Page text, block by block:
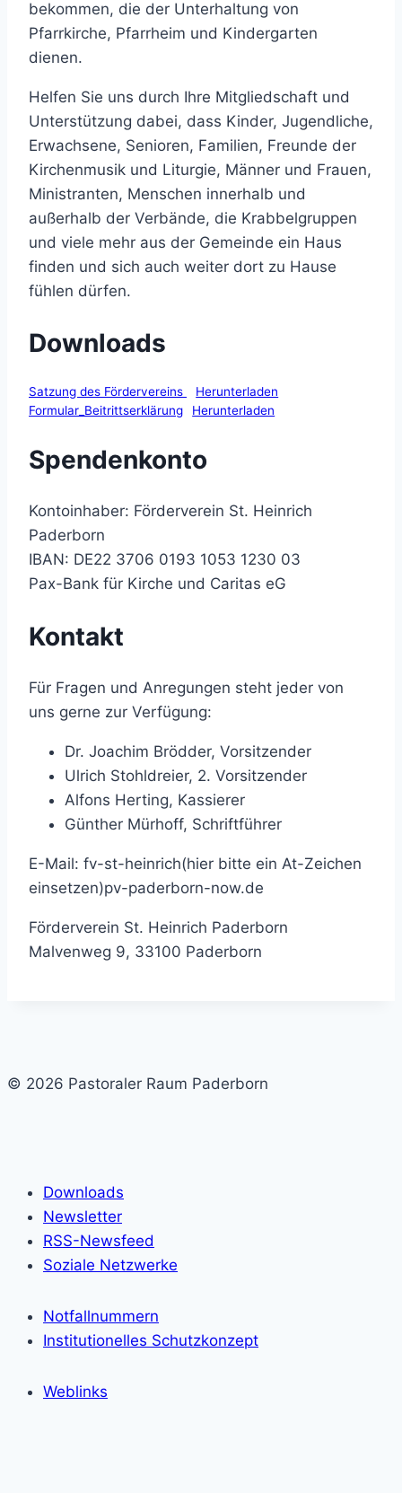
bekommen, die der Unterhaltung von
Pfarrkirche, Pfarrheim und Kindergarten
dienen.
Helfen Sie uns durch Ihre Mitgliedschaft und
Unterstützung dabei, dass Kinder, Jugendliche,
Erwachsene, Senioren, Familien, Freunde der
Kirchenmusik und Liturgie, Männer und Frauen,
Ministranten, Menschen innerhalb und
außerhalb der Verbände, die Krabbelgruppen
und viele mehr aus der Gemeinde ein Haus
finden und sich auch weiter dort zu Hause
fühlen dürfen.
Downloads
Satzung des Fördervereins
Herunterladen
Formular_Beitrittserklärung
Herunterladen
Spendenkonto
Kontoinhaber: Förderverein St. Heinrich
Paderborn
IBAN: DE22 3706 0193 1053 1230 03
Pax-Bank für Kirche und Caritas eG
Kontakt
Für Fragen und Anregungen steht jeder von
uns gerne zur Verfügung:
Dr. Joachim Brödder, Vorsitzender
Ulrich Stohldreier, 2. Vorsitzender
Alfons Herting, Kassierer
Günther Mürhoff, Schriftführer
E-Mail: fv-st-heinrich(hier bitte ein At-Zeichen
einsetzen)pv-paderborn-now.de
Förderverein St. Heinrich Paderborn
Malvenweg 9, 33100 Paderborn
© 2026 Pastoraler Raum Paderborn
Downloads
Newsletter
RSS-Newsfeed
Soziale Netzwerke
Notfallnummern
Institutionelles Schutzkonzept
Weblinks